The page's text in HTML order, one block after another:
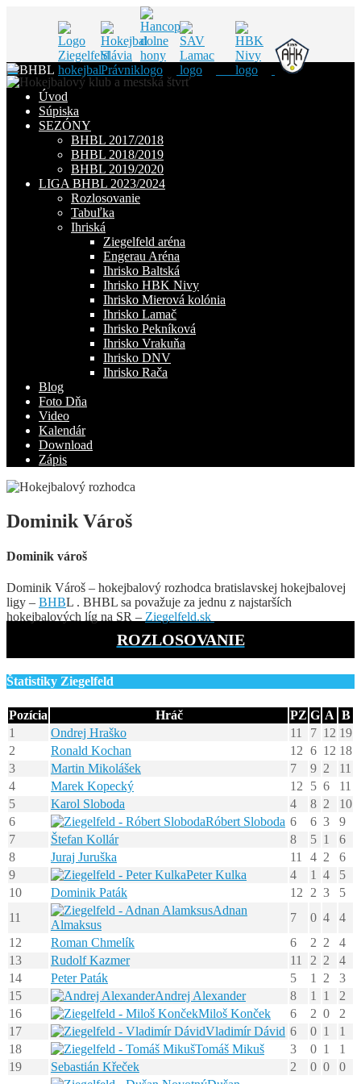
Skip
content
Úvod
Súpiska
SEZÓNY
BHBL 2017/2018
BHBL 2018/2019
BHBL 2019/2020
LIGA BHBL 2023/2024
Rozlosovanie
Tabuľka
Ihriská
Ziegelfeld aréna
Engerau Aréna
Ihrisko Baltská
Ihrisko HBK Nivy
Ihrisko Mierová kolónia
Ihrisko Lamač
Ihrisko Pekníková
Ihrisko Vrakuňa
Ihrisko DNV
Ihrisko Rača
Blog
Foto Dňa
Video
Kalendár
Download
Zápis
Dominik Vároš
Dominik vároš
Dominik Vároš – hokejbalový rozhodca bratislavskej hokejbalovej
ligy – BHBL . BHBL sa považuje za jednu z najstarších
hokejbalových líg na SR – Ziegelfeld.sk
ROZLOSOVANIE
Štatistiky Ziegelfeld
Pozícia Hráč PZ G A B
1
Ondrej Hraško 11 7 12 19
2
Ronald Kochan 12 6 12 18
3
Martin Mikolášek 7 9 2
11
4
Marek Kopecký 12 5 6
11
5
Karol Sloboda 4 8 2
10
6
Róbert Sloboda 6 6 3
9
7
Štefan Kollár 8 5 1
6
8
Juraj Juruška 11 4 2
6
9
Peter Kulka 4 1 4
5
10
Dominik Paták 12 2 3
5
11
Adnan
Almaksus
7 0 4
4
12
Roman Chmelík 6 2 2
4
13
Rudolf Kazmer 11 2 2
4
14
Peter Paták 5 1 2
3
15
Andrej Alexander 8 1 1
2
16
Miloš Konček 6 2 0
2
17
Vladimír Dávid 6 0 1
1
18
Tomáš Mikuš 3 0 1
1
19
Sebastián Křeček 2 0 0
0